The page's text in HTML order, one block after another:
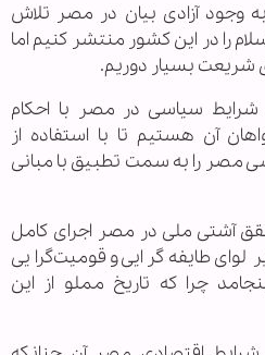
وجود آزادی بیان در مصر تلاش
را در این کشور منتشر کنیم اما
شریعت بسیار دوریم.
شرایط سیاسی در مصر با احکام
آن هستیم تا با استفاده از
مصر را به سمت تطبیق با مبانی
آشتی ملی در مصر اجرای کامل
طایفه‌گرایی و قومیت‌گرایی
چرا که تاریخ مملو از این